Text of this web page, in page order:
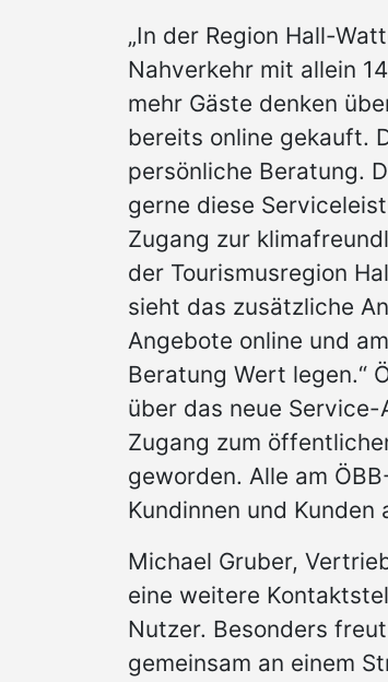
„In der Region Hall-
Nahverkehr mit allein
mehr Gäste denken
bereits online gekauft.
persönliche Beratung.
gerne diese
Zugang zur
der Tourismusregion
sieht das zusätzliche
Angebote online und
Beratung Wert legen.“
über das neue
Zugang zum
geworden. Alle am
Kundinnen und
Michael Gruber,
eine weitere
Nutzer. Besonders
gemeinsam an einem